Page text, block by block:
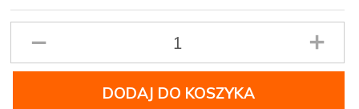
produktu
DODAJ DO KOSZYKA